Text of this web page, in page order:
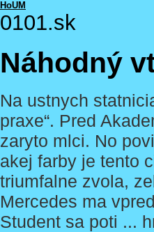
HoUM
0101.sk
Náhodný
Na ustnych
praxe“. Pred
zaryto mlci. No
akej farby je tento
triumfalne zvola,
Mercedes ma
Student sa poti ...